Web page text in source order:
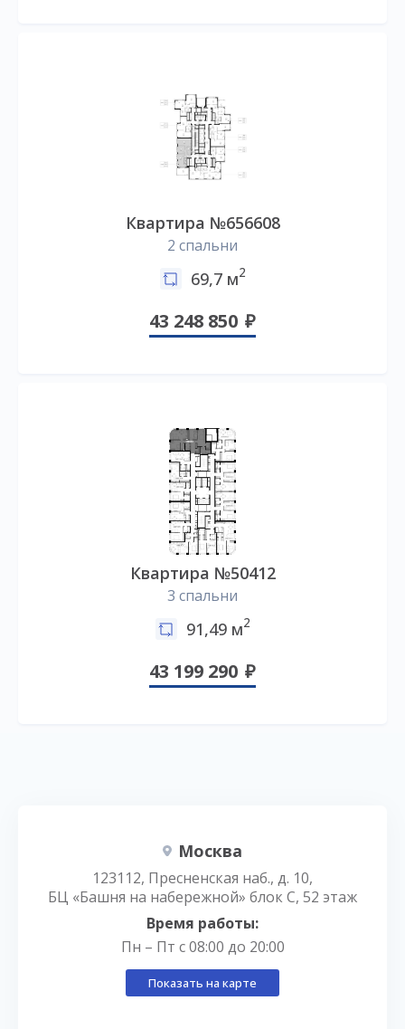
Квартира №656608
2 спальни
69,7 м2
43 248 850
Квартира №50412
3 спальни
91,49 м2
43 199 290
Москва
123112, Пресненская наб., д. 10,
БЦ «Башня на набережной» блок С, 52 этаж
Время работы:
Пн – Пт с 08:00 до 20:00
Показать на карте